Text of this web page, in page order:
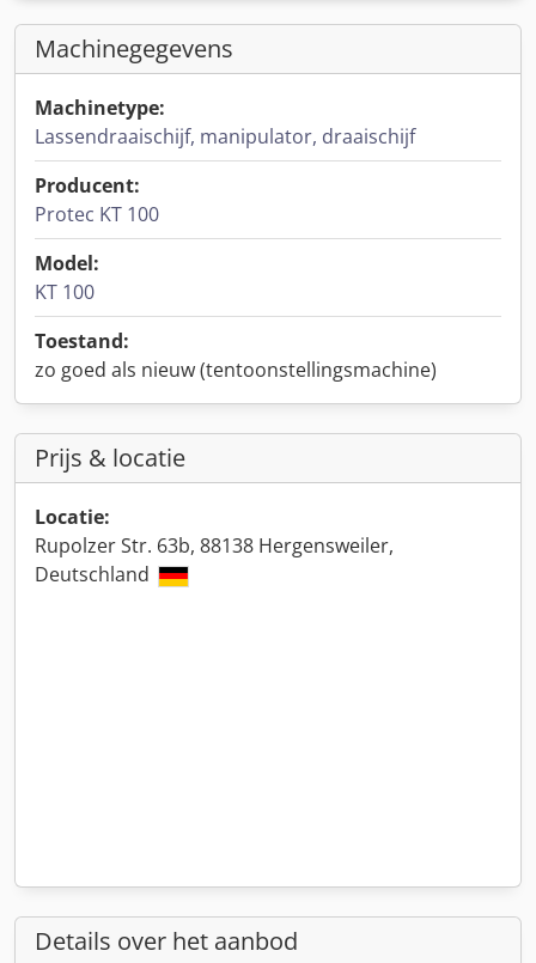
Machinegegevens
Machinetype:
Lassendraaischijf, manipulator, draaischijf
Producent:
Protec KT 100
Model:
KT 100
Toestand:
zo goed als nieuw (tentoonstellingsmachine)
Prijs & locatie
Locatie:
Rupolzer Str. 63b, 88138 Hergensweiler,
Deutschland
Details over het aanbod